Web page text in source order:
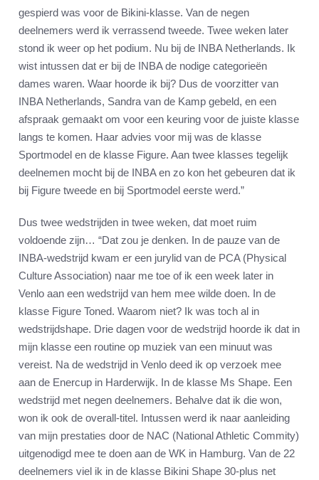
gespierd was voor de Bikini-klasse. Van de negen
deelnemers werd ik verrassend tweede. Twee weken later
stond ik weer op het podium. Nu bij de INBA Netherlands. Ik
wist intussen dat er bij de INBA de nodige categorieën
dames waren. Waar hoorde ik bij? Dus de voorzitter van
INBA Netherlands, Sandra van de Kamp gebeld, en een
afspraak gemaakt om voor een keuring voor de juiste klasse
langs te komen. Haar advies voor mij was de klasse
Sportmodel en de klasse Figure. Aan twee klasses tegelijk
deelnemen mocht bij de INBA en zo kon het gebeuren dat ik
bij Figure tweede en bij Sportmodel eerste werd.”
Dus twee wedstrijden in twee weken, dat moet ruim
voldoende zijn… “Dat zou je denken. In de pauze van de
INBA-wedstrijd kwam er een jurylid van de PCA (Physical
Culture Association) naar me toe of ik een week later in
Venlo aan een wedstrijd van hem mee wilde doen. In de
klasse Figure Toned. Waarom niet? Ik was toch al in
wedstrijdshape. Drie dagen voor de wedstrijd hoorde ik dat in
mijn klasse een routine op muziek van een minuut was
vereist. Na de wedstrijd in Venlo deed ik op verzoek mee
aan de Enercup in Harderwijk. In de klasse Ms Shape. Een
wedstrijd met negen deelnemers. Behalve dat ik die won,
won ik ook de overall-titel. Intussen werd ik naar aanleiding
van mijn prestaties door de NAC (National Athletic Commity)
uitgenodigd mee te doen aan de WK in Hamburg. Van de 22
deelnemers viel ik in de klasse Bikini Shape 30-plus net